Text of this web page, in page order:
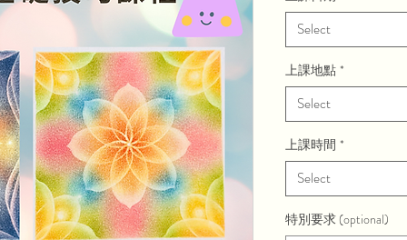
Select
上課地點 *
Select
上課時間 *
Select
特別要求 (optional)